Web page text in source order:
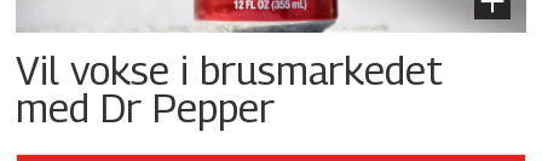
Vil vokse i brusmarkedet
med Dr Pepper